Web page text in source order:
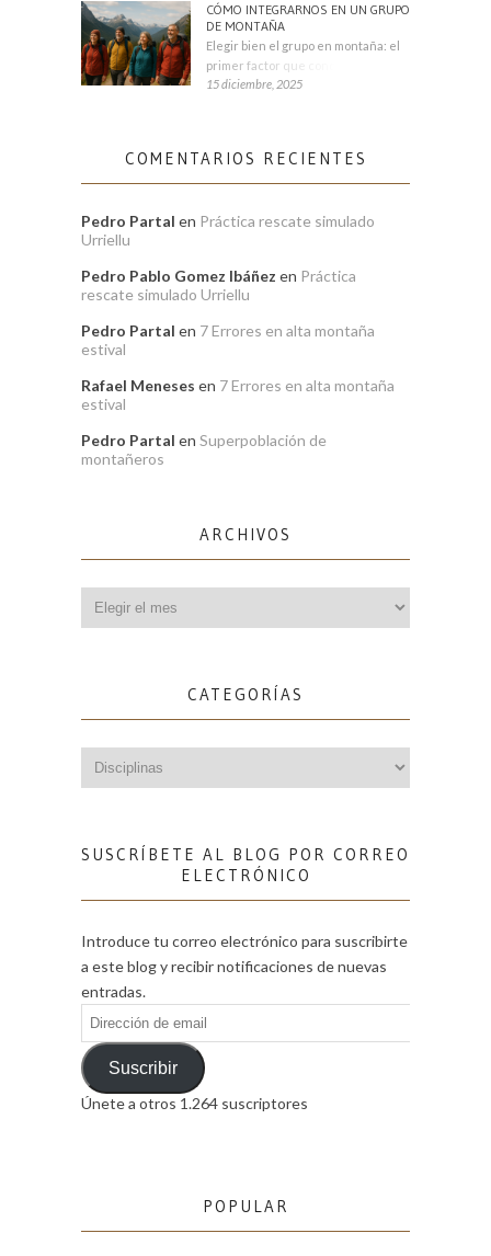
CÓMO INTEGRARNOS EN UN GRUPO
DE MONTAÑA
Elegir bien el grupo en montaña: el
primer factor que condiciona tu
15 diciembre, 2025
COMENTARIOS RECIENTES
Pedro Partal en Práctica rescate simulado
Urriellu
Pedro Pablo Gomez Ibáñez en Práctica
rescate simulado Urriellu
Pedro Partal en 7 Errores en alta montaña
estival
Rafael Meneses en 7 Errores en alta montaña
estival
Pedro Partal en Superpoblación de
montañeros
ARCHIVOS
CATEGORÍAS
SUSCRÍBETE AL BLOG POR CORREO
ELECTRÓNICO
Introduce tu correo electrónico para suscribirte
a este blog y recibir notificaciones de nuevas
entradas.
Dirección
de
emailSuscribir
Únete a otros 1.264 suscriptores
POPULAR